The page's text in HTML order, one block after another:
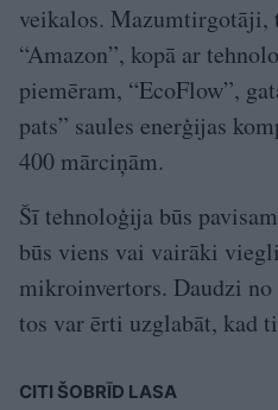
veikalos. Mazumtirgotāji,
“Amazon”, kopā ar
piemēram, “EcoFlow”,
pats” saules enerģijas
400 mārciņām.
Šī tehnoloģija būs
būs viens vai vairāki
mikroinvertors. Daudzi
tos var ērti uzglabāt, kad
CITI ŠOBRĪD LASA